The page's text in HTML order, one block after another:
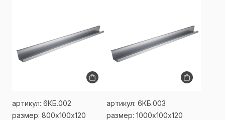
артикул: 6КБ.002
размер: 800х100х120
артикул: 6КБ.003
размер: 1000х100х120